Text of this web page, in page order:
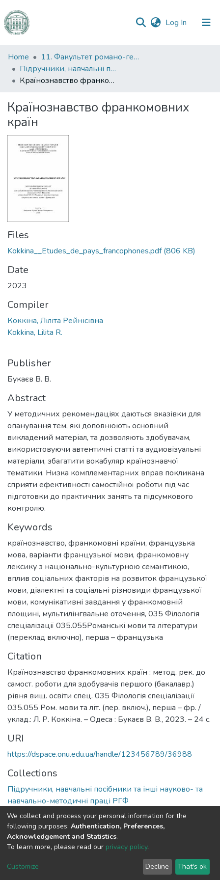
Log In (current)
Communities
&
Collections
Statistics
Home
11. Факультет романо-германської філології
Підручники, навчальні посібники та інші науково- та навчально-методичні праці РГФ
Країнознавство франкомовних країн
Країнознавство франкомовних
країн
Files
Kokkina__Etudes_de_pays_francophones.pdf(806 KB)
Date
2023
Compiler
Коккіна, Ліліта Рейнісівна
Kokkina, Lilita R.
Publisher
Букаєв В. В.
Abstract
У методичних рекомендаціях даються вказівки для
опанування тем, які доповнюють основний
викладений матеріал, та дозволяють здобувачам,
використовуючи автентичні статті та аудиовізуальні
матеріали, збагатити вокабуляр країнознавчої
тематики. Низка комплементарних вправ покликана
сприяти ефективності самостійної роботи під час
підготовки до практичних занять та підсумкового
контролю.
Keywords
країнознавство, франкомовні країни, французька
мова, варіанти французької мови, франкомовну
лексику з національно-культурною семантикою,
вплив соціальних факторів на розвиток французької
мови, діалектні та соціальні різновиди французької
мови, комунікативні завдання у франкомовній
площині, мультилінгвальне оточення, 035 Філологія
спеціалізації 035.055Романські мови та літератури
(переклад включно), перша – французька
Citation
Країнознавство франкомовних країн : метод. рек. до
самост. роботи для здобувачів першого (бакалавр.)
рівня вищ. освіти спец. 035 Філологія спеціалізації
035.055 Ром. мови та літ. (пер. включ.), перша – фр. /
уклад.: Л. Р. Коккіна. – Одеса : Букаєв В. В., 2023. – 24 с.
URI
https://dspace.onu.edu.ua/handle/123456789/36988
Collections
Підручники, навчальні посібники та інші науково- та
навчально-методичні праці РГФ
Full item page
DSpace software copyright © 2009-2026
Cookie
End User
Agreement
Send
Feedback
We collect and process your personal information for the
following purposes: Authentication, Preferences,
Acknowledgement and Statistics.
To learn more, please read our privacy policy.
Customize Decline That's ok